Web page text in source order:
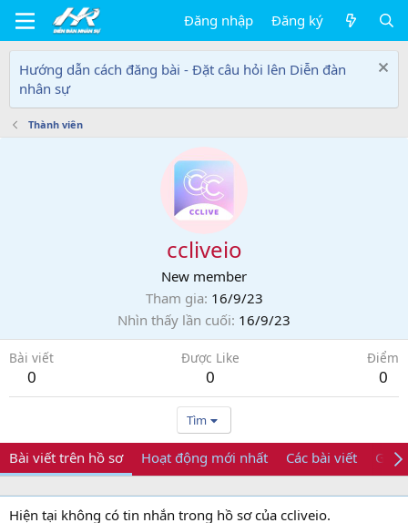
Đăng nhập Đăng ký
Hướng dẫn cách đăng bài - Đặt câu hỏi lên Diễn đàn
nhân sự
Thành viên
ccliveio
New member
Tham gia 16/9/23
Nhìn thấy lần cuối 16/9/23
Bài viết
0
Được Like
0
Điểm
0
Tìm
Bài viết trên hồ sơ Hoạt động mới nhất Các bài viết Giới
Hiện tại không có tin nhắn trong hồ sơ của ccliveio.